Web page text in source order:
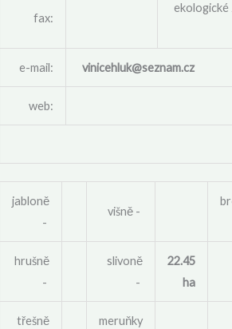
fax:
ekologické
e-mail: vinicehluk@seznam.cz
web:
jabloně
-
višně -
hrušně
-
slivoně
-
22.45
ha
třešně
meruňky